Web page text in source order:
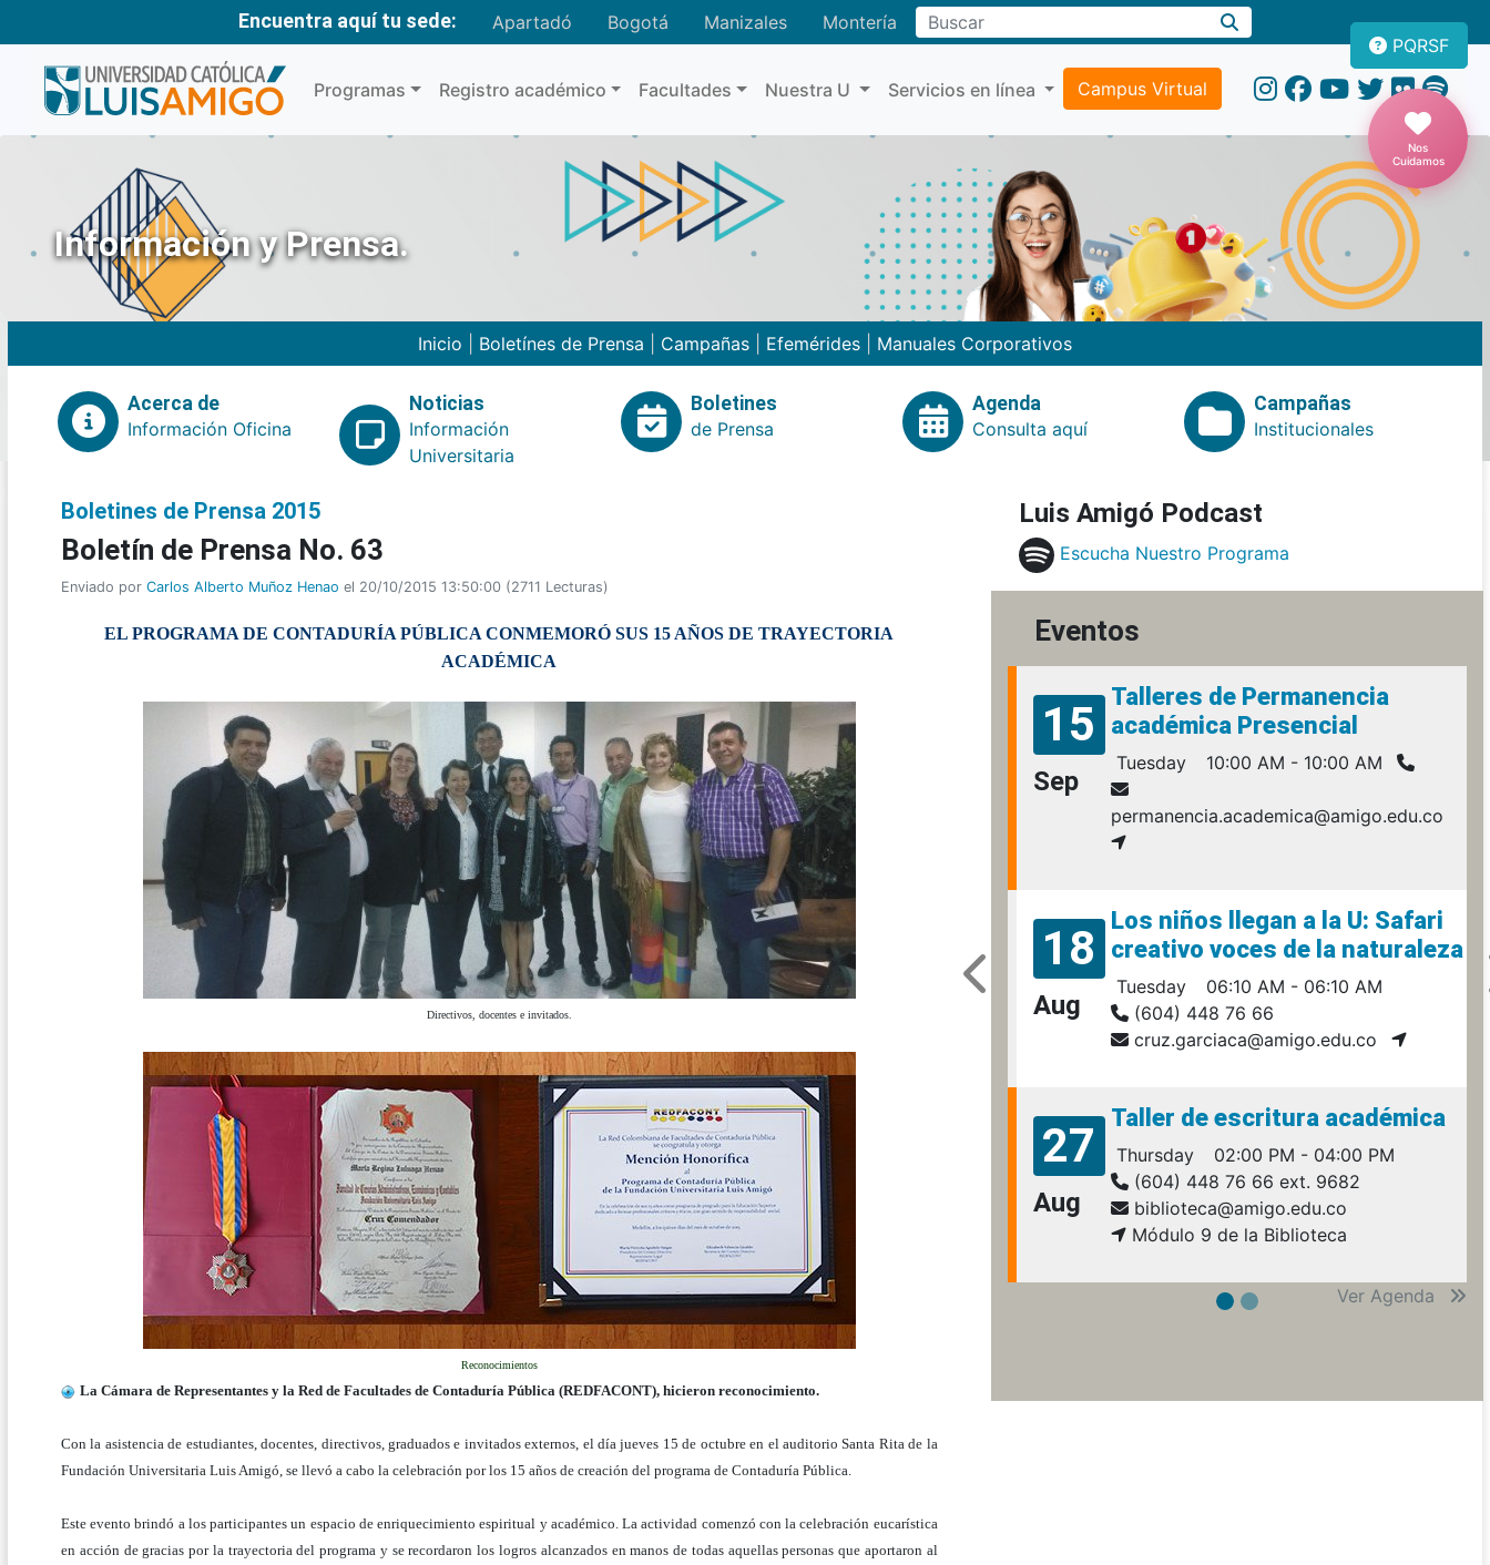
Encuentra aquí tu sede: Apartadó Bogotá Manizales MonteríaBuscar
Programas Registro académico Facultades Nuestra U Servicios en línea Campus Virtual
PQRSF
Nos
Cuidamos
Información y Prensa.
Inicio Boletínes de Prensa Campañas Efemérides Manuales Corporativos
Acerca de
Información Oficina
Noticias
Información
Universitaria
Boletines
de Prensa
Agenda
Consulta aquí
Campañas
Institucionales
Boletines de Prensa 2015
Boletí­n de Prensa No. 63
Enviado por Carlos Alberto Muñoz Henao el 20/10/2015 13:50:00 (2711 Lecturas)
EL PROGRAMA DE CONTADURÍA PÚBLICA CONMEMORÓ SUS 15 AÑOS DE TRAYECTORIA
ACADÉMICA
Directivos, docentes e invitados.
Reconocimientos
La Cámara de Representantes y la Red de Facultades de Contaduría Pública (REDFACONT), hicieron reconocimiento.
Con la asistencia de estudiantes, docentes, directivos, graduados e invitados externos, el día jueves 15 de octubre en el auditorio Santa Rita de la
Fundación Universitaria Luis Amigó, se llevó a cabo la celebración por los 15 años de creación del programa de Contaduría Pública.
Este evento brindó a los participantes un espacio de enriquecimiento espiritual y académico. La actividad comenzó con la celebración eucarística
en acción de gracias por la trayectoria del programa y se recordaron los logros alcanzados en manos de todas aquellas personas que aportaron al
Luis Amigó Podcast
Escucha Nuestro Programa
Eventos
15
Sep
Talleres de Permanencia
académica Presencial
Tuesday 10:00 AM - 10:00 AM
permanencia.academica@amigo.edu.co
18
Aug
Los niños llegan a la U: Safari
creativo voces de la naturaleza
Tuesday
06:10 AM - 06:10 AM
(604) 448 76 66
cruz.garciaca@amigo.edu.co
27
Aug
Taller de escritura académica
Thursday
02:00 PM - 04:00 PM
(604) 448 76 66 ext. 9682
biblioteca@amigo.edu.co
Módulo 9 de la Biblioteca
Ver Agenda